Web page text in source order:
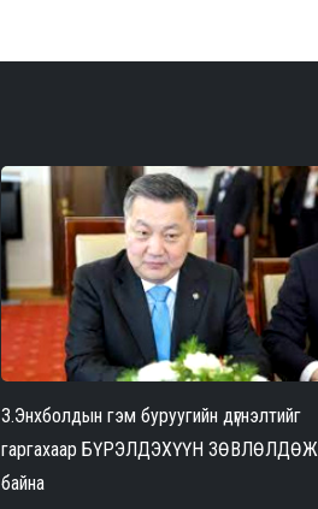
З.Энхболдын гэм буруугийн дүгнэлтийг
гаргахаар БҮРЭЛДЭХҮҮН ЗӨВЛӨЛДӨЖ
байна